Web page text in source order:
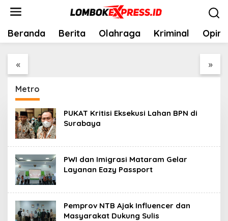
Lewati
konten
Beranda Berita Olahraga Kriminal Opini
« »
What Equal Play
Necessity Casino
of America Register &
Win
Report Figures —
North America Grab
sweepslotscasino24.com
Metro
PUKAT Kritisi Eksekusi Lahan BPN di
Surabaya
PWI dan Imigrasi Mataram Gelar
Layanan Eazy Passport
Pemprov NTB Ajak Influencer dan
Masyarakat Dukung Sulis